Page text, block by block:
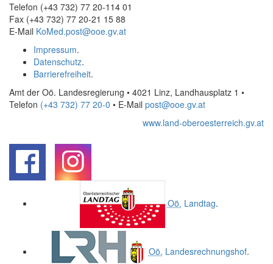
Telefon (+43 732) 77 20-114 01
Fax (+43 732) 77 20-21 15 88
E-Mail KoMed.post@ooe.gv.at
Impressum.
Datenschutz.
Barrierefreiheit.
Amt der Oö. Landesregierung • 4021 Linz, Landhausplatz 1 •
Telefon (+43 732) 77 20-0 • E-Mail post@ooe.gv.at
www.land-oberoesterreich.gv.at
Oö. Landtag.
Oö. Landesrechnungshof.